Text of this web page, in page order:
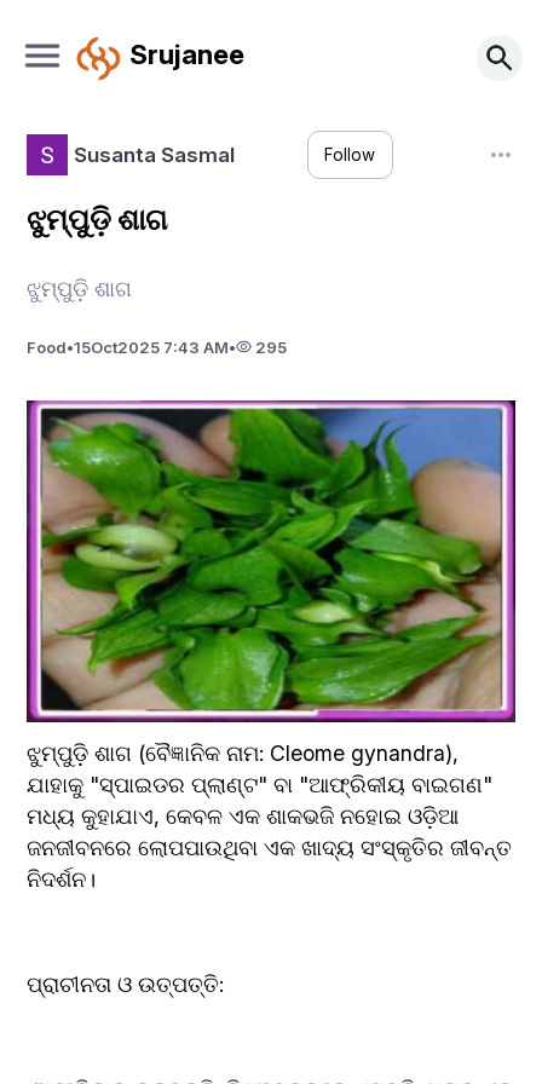
Srujanee
Susanta Sasmal Follow
ଝୁମ୍ପୁଡ଼ି ଶାଗ
ଝୁମ୍ପୁଡ଼ି ଶାଗ
Food•15Oct2025 7:43 AM• 295
ଝୁମ୍ପୁଡ଼ି ଶାଗ (ବୈଜ୍ଞାନିକ ନାମ: Cleome gynandra),
ଯାହାକୁ "ସ୍ପାଇଡର ପ୍ଲାଣ୍ଟ" ବା "ଆଫ୍ରିକୀୟ ବାଇଗଣ"
ମଧ୍ୟ କୁହାଯାଏ, କେବଳ ଏକ ଶାକଭଜି ନହୋଇ ଓଡ଼ିଆ
ଜନଜୀବନରେ ଲୋପପାଉଥିବା ଏକ ଖାଦ୍ୟ ସଂସ୍କୃତିର ଜୀବନ୍ତ
ନିଦର୍ଶନ।
ପ୍ରାଚୀନତା ଓ ଉତ୍ପତ୍ତି: